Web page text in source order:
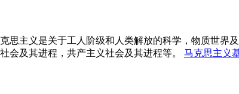
主义是关于工人阶级和人类解放的科学，物质世界
会及其进程，共产主义社会及其进程等。
马克思主义